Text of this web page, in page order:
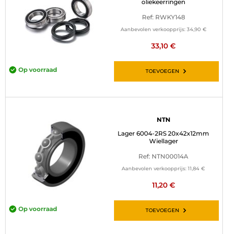
oliekeerringen
Ref: RWKY148
Aanbevolen verkoopprijs: 34,90 €
33,10 €
Op voorraad TOEVOEGEN
NTN
Lager 6004-2RS 20x42x12mm
Wiellager
Ref: NTN00014A
Aanbevolen verkoopprijs: 11,84 €
11,20 €
Op voorraad TOEVOEGEN